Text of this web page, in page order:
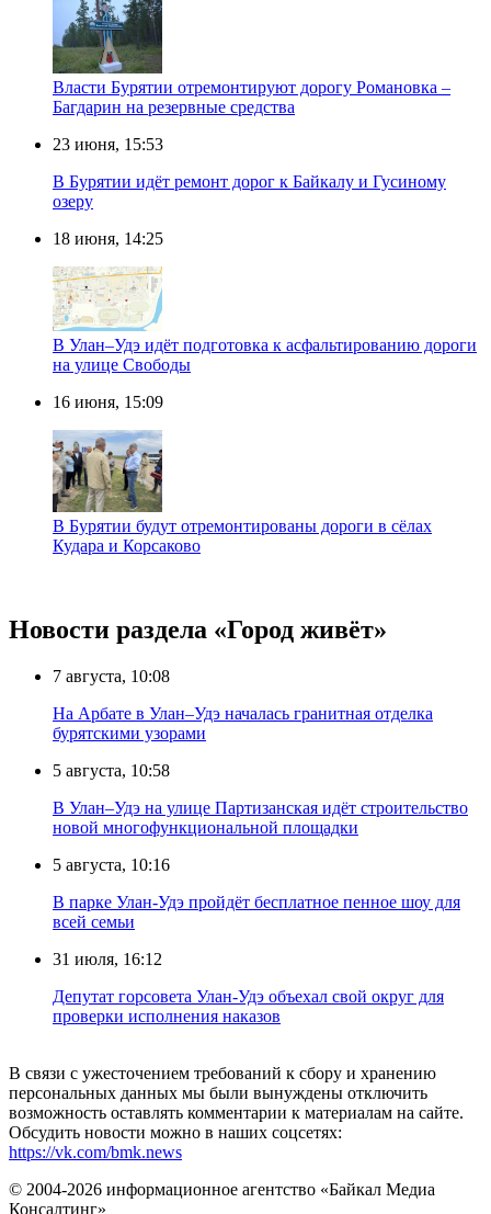
Власти Бурятии отремонтируют дорогу Романовка –
Багдарин на резервные средства
23 июня, 15:53
В Бурятии идёт ремонт дорог к Байкалу и Гусиному
озеру
18 июня, 14:25
В Улан–Удэ идёт подготовка к асфальтированию дороги
на улице Свободы
16 июня, 15:09
В Бурятии будут отремонтированы дороги в сёлах
Кудара и Корсаково
Новости раздела «Город живёт»
7 августа, 10:08
На Арбате в Улан–Удэ началась гранитная отделка
бурятскими узорами
5 августа, 10:58
В Улан–Удэ на улице Партизанская идёт строительство
новой многофункциональной площадки
5 августа, 10:16
В парке Улан-Удэ пройдёт бесплатное пенное шоу для
всей семьи
31 июля, 16:12
Депутат горсовета Улан-Удэ объехал свой округ для
проверки исполнения наказов
В связи с ужесточением требований к сбору и хранению
персональных данных мы были вынуждены отключить
возможность оставлять комментарии к материалам на сайте.
Обсудить новости можно в наших соцсетях:
https://vk.com/bmk.news
© 2004-2026 информационное агентство «Байкал Медиа
Консалтинг»